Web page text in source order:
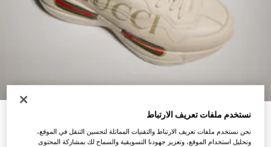
Virtual Try-On
حذاء سنيكرز من الجلد مع شعار غوتشي
€ 1.135
نستخدم ملفات تعريف الارتباط
نحن نستخدم ملفات تعريف الارتباط والتقنيات المماثلة لتحسين التنقل في الموقع،
وتحليل استخدام الموقع، وتعزيز جهودنا التسويقية والسماح لك بمشاركة المحتوى